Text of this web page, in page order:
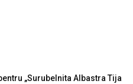
„Surubelnita Albastra Tija